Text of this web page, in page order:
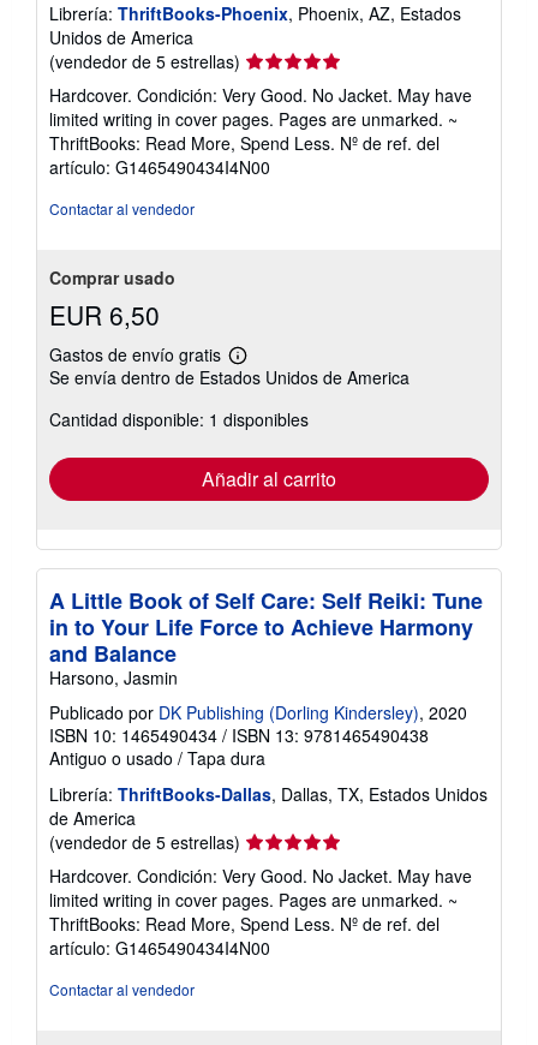
Librería: ThriftBooks-Phoenix, Phoenix, AZ, Estados
Unidos de America
(vendedor de 5 estrellas) Calificación
del
vendedor:
5
de
5
Hardcover. Condición: Very Good. No Jacket. May have
limited writing in cover pages. Pages are unmarked. ~
ThriftBooks: Read More, Spend Less. Nº de ref. del
artículo: G1465490434I4N00
Contactar al vendedor
Comprar usado
EUR 6,50
Gastos de envío gratis
Más
información
las
tarifas
envío
Se envía dentro de Estados Unidos de America
Cantidad disponible: 1 disponibles
Añadir al carrito
A Little Book of Self Care: Self Reiki: Tune
in to Your Life Force to Achieve Harmony
and Balance
Harsono, Jasmin
Publicado por DK Publishing (Dorling Kindersley), 2020
ISBN 10: 1465490434 / ISBN 13: 9781465490438
Antiguo o usado / Tapa dura
Librería: ThriftBooks-Dallas, Dallas, TX, Estados Unidos
de America
(vendedor de 5 estrellas) Calificación
del
vendedor:
5
de
5
Hardcover. Condición: Very Good. No Jacket. May have
limited writing in cover pages. Pages are unmarked. ~
ThriftBooks: Read More, Spend Less. Nº de ref. del
artículo: G1465490434I4N00
Contactar al vendedor